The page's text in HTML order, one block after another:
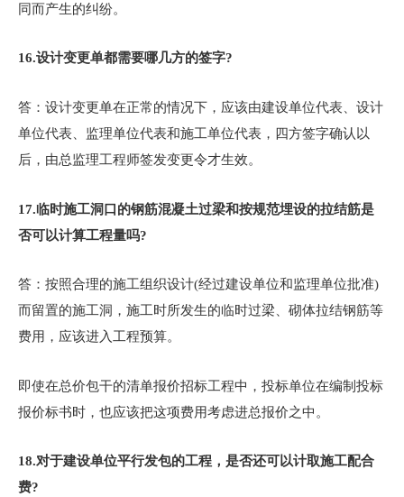
同而产生的纠纷。
16.设计变更单都需要哪几方的签字?
答：设计变更单在正常的情况下，应该由建设单位代表、设计
单位代表、监理单位代表和施工单位代表，四方签字确认以
后，由总监理工程师签发变更令才生效。
17.临时施工洞口的钢筋混凝土过梁和按规范埋设的拉结筋是
否可以计算工程量吗?
答：按照合理的施工组织设计(经过建设单位和监理单位批准)
而留置的施工洞，施工时所发生的临时过梁、砌体拉结钢筋等
费用，应该进入工程预算。
即使在总价包干的清单报价招标工程中，投标单位在编制投标
报价标书时，也应该把这项费用考虑进总报价之中。
18.对于建设单位平行发包的工程，是否还可以计取施工配合
费?